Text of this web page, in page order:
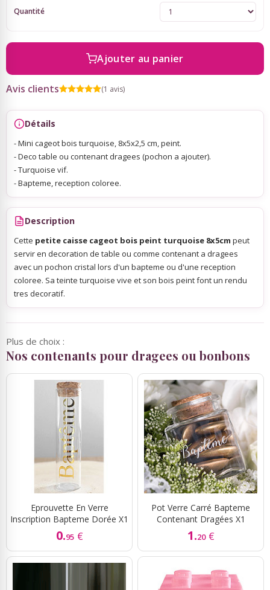
Rubans Tulle Organdi
Quantité
Ajouter au panier
Avis clients (1 avis)
Détails
- Mini cageot bois turquoise, 8x5x2,5 cm, peint.
- Deco table ou contenant dragees (pochon a ajouter).
- Turquoise vif.
- Bapteme, reception coloree.
Description
Cette petite caisse cageot bois peint turquoise 8x5cm peut
servir en decoration de table ou comme contenant a dragees
avec un pochon cristal lors d'un bapteme ou d'une reception
coloree. Sa teinte turquoise vive et son bois peint font un rendu
tres decoratif.
Plus de choix :
Nos contenants pour dragees ou bonbons
Eprouvette En Verre
Inscription Bapteme Dorée X1
0.95 €
Pot Verre Carré Bapteme
Contenant Dragées X1
1.20 €